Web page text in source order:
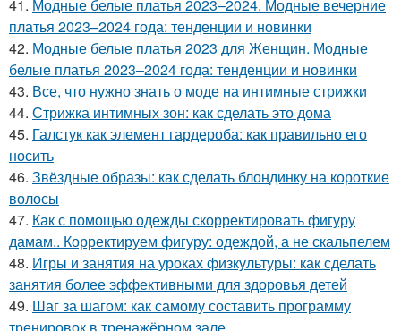
41. Модные белые платья 2023–2024. Модные вечерние
платья 2023–2024 года: тенденции и новинки
42. Модные белые платья 2023 для Женщин. Модные
белые платья 2023–2024 года: тенденции и новинки
43. Все, что нужно знать о моде на интимные стрижки
44. Стрижка интимных зон: как сделать это дома
45. Галстук как элемент гардероба: как правильно его
носить
46. Звёздные образы: как сделать блондинку на короткие
волосы
47. Как с помощью одежды скорректировать фигуру
дамам.. Корректируем фигуру: одеждой, а не скальпелем
48. Игры и занятия на уроках физкультуры: как сделать
занятия более эффективными для здоровья детей
49. Шаг за шагом: как самому составить программу